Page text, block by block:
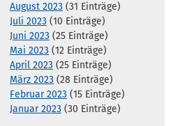
August 2023 (31 Einträge)
Juli 2023 (10 Einträge)
Juni 2023 (25 Einträge)
Mai 2023 (12 Einträge)
April 2023 (25 Einträge)
März 2023 (28 Einträge)
Februar 2023 (15 Einträge)
Januar 2023 (30 Einträge)